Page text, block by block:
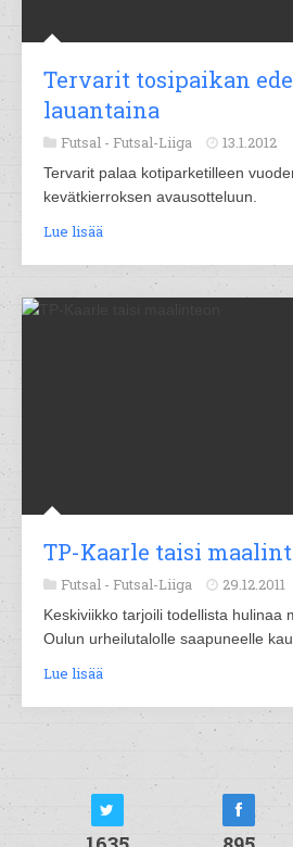
Tervarit tosipaikan
lauantaina
Futsal - Futsal-Liiga 13.1.2012
Tervarit palaa kotiparketilleen
kevätkierroksen avausotteluun.
Lue lisää
TP-Kaarle taisi
Futsal - Futsal-Liiga 29.12.2011
Keskiviikko tarjoili todellista hulinaa
Oulun urheilutalolle saapuneelle
Lue lisää